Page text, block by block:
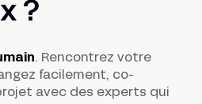
?
. Rencontrez votre
facilement, co-
avec des experts qui